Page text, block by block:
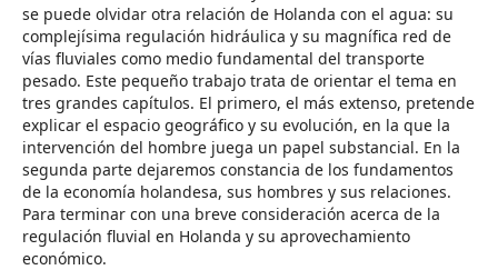
se puede olvidar otra relación de Holanda con el agua: su
complejísima regulación hidráulica y su magnífica red de
vías fluviales como medio fundamental del transporte
pesado. Este pequeño trabajo trata de orientar el tema en
tres grandes capítulos. El primero, el más extenso, pretende
explicar el espacio geográfico y su evolución, en la que la
intervención del hombre juega un papel substancial. En la
segunda parte dejaremos constancia de los fundamentos
de la economía holandesa, sus hombres y sus relaciones.
Para terminar con una breve consideración acerca de la
regulación fluvial en Holanda y su aprovechamiento
económico.